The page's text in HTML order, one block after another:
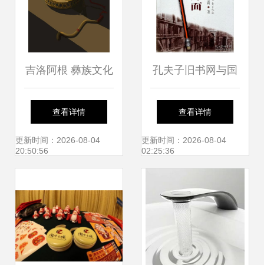
吉洛阿根 彝族文化
艺术创作的璀璨明
珠
查看详情
更新时间：2026-08-04
20:50:56
孔夫子旧书网与国
王文学书店 当代汉
语小说的文艺创作
查看详情
更新时间：2026-08-04
02:25:36